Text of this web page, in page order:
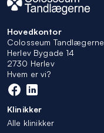
Hovedkontor
Colosseum Tandlægerne
Herlev Bygade 14
2730 Herlev
Hvem er vi?
Klinikker
Alle klinikker